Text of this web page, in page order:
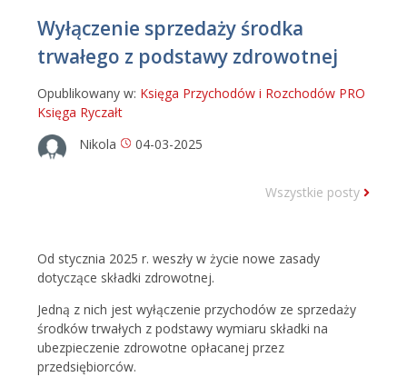
Wyłączenie sprzedaży środka
trwałego z podstawy zdrowotnej
Opublikowany w: Księga Przychodów i Rozchodów PRO
Księga Ryczałt
Nikola
04-03-2025
Wszystkie posty
Od stycznia 2025 r. weszły w życie nowe zasady
dotyczące składki zdrowotnej.
Jedną z nich jest wyłączenie przychodów ze sprzedaży
środków trwałych z podstawy wymiaru składki na
ubezpieczenie zdrowotne opłacanej przez
przedsiębiorców.